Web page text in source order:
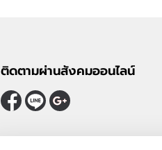
ติดตามผ่านสังคมออนไลน์